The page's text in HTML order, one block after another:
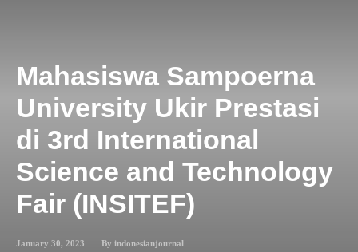
Mahasiswa Sampoerna
University Ukir Prestasi
di 3rd International
Science and Technology
Fair (INSITEF)
January 30, 2023 By indonesianjournal